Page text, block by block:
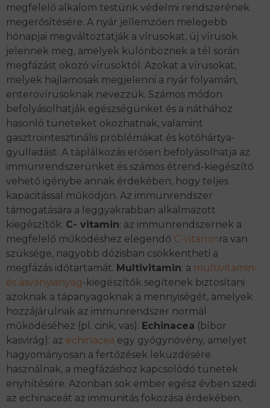
megfelelő alkalom testünk védelmi rendszerének
megerősítésére. A nyár jellemzően melegebb
hónapjai megváltoztatják a vírusokat, új vírusok
jelennek meg, amelyek különböznek a tél során
megfázást okozó vírusoktól. Azokat a vírusokat,
melyek hajlamosak megjelenni a nyár folyamán,
enterovírusoknak nevezzük. Számos módon
befolyásolhatják egészségünket és a náthához
hasonló tüneteket okozhatnak, valamint
gasztrointesztinális problémákat és kötőhártya-
gyulladást. A táplálkozás erősen befolyásolhatja az
immunrendszerünket és számos étrend-kiegészítő
vehető igénybe annak érdekében, hogy teljes
kapacitással működjön. Az immunrendszer
támogatására a leggyakrabban alkalmazott
kiegészítők: C- vitamin: az immunrendszernek a
megfelelő működéshez elegendő C-vitaminra van
szüksége, nagyobb dózisban csökkentheti a
megfázás időtartamát. Multivitamin: a multivitamin-
és ásványianyag-kiegészítők segítenek biztosítani
azoknak a tápanyagoknak a mennyiségét, amelyek
hozzájárulnak az immunrendszer normál
működéséhez (pl. cink, vas). Echinacea (bíbor
kasvirág): az echinacea egy gyógynövény, amelyet
hagyományosan a fertőzések leküzdésére
használnak, a megfázáshoz kapcsolódó tünetek
enyhítésére. Azonban sok ember egész évben szedi
az echinaceát az immunitás fokozása érdekében.